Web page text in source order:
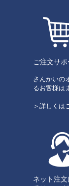
ご注文サポ
さんかいの
るお客様は
＞詳しくは
ネット注